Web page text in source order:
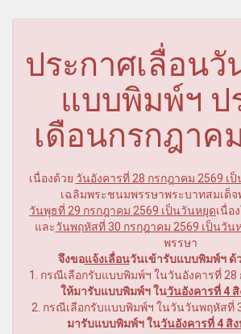
ประกาศเลื่อนวั
แบบพิมพ์ฯ ป
เดือนกรกฎาค
เนื่องด้วย วันอังคารที่ 28 กรกฎาคม 2569 เ
เฉลิมพระชนมพรรษาพระบาทสมเด็จ
วันพุธที่ 29 กรกฎาคม 2569 เป็นวันหยุดเนื่อ
และวันพฤหัสที่ 30 กรกฎาคม 2569 เป็นวัน
พรรษา
จึงขอแจ้งเลื่อนวันเข้ารับแบบพิมพ์ฯ ด้
1. กรณีเลือกรับแบบพิมพ์ฯ ในวันอังคารที่ 28
ให้มารับแบบพิมพ์ฯ ในวันอังคารที่ 4
2. กรณีเลือกรับแบบพิมพ์ฯ ในวันวันพฤหัสที่
มารับแบบพิมพ์ฯ ในวันอังคารที่ 4 สิ